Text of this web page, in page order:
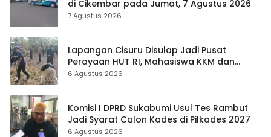
di Cikembar pada Jumat, 7 Agustus 2026
7 Agustus 2026
Lapangan Cisuru Disulap Jadi Pusat
Perayaan HUT RI, Mahasiswa KKM dan
Warga Satukan Tenaga
6 Agustus 2026
Komisi I DPRD Sukabumi Usul Tes Rambut
Jadi Syarat Calon Kades di Pilkades 2027
6 Agustus 2026